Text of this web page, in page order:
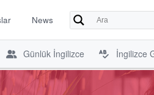
News
Günlük İngilizce İngilizce